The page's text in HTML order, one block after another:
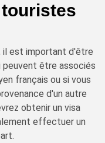
il est important d'être
être associés
français ou si vous
d'un autre
obtenir un visa
effectuer un